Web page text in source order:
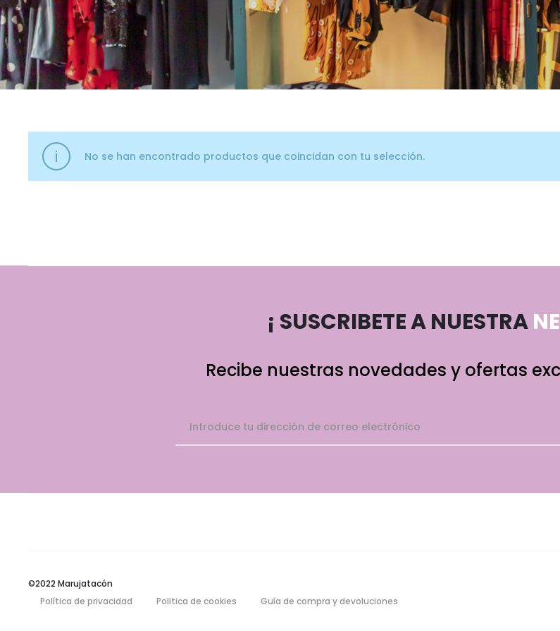
No se han encontrado productos que coincidan con tu selección.
¡ SUSCRIBETE A NUESTRA
Recibe nuestras novedades y ofertas
©2022 Marujatacón
Política de privacidad
Politica de cookies Guía de compra y devoluciones